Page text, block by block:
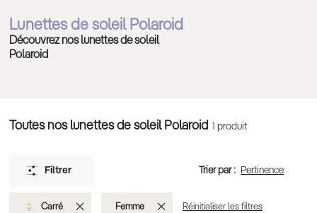
Lunettes de soleil Polaroid
Découvrez nos lunettes de soleil
Polaroid
Toutes nos lunettes de soleil Polaroid produit
Filtrer Trier par :
Carré SupprimerFemme Supprimer
Réinitialiser les filtres